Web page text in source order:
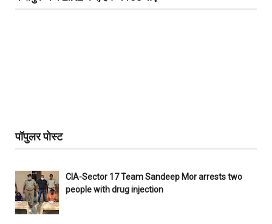
पॉपुलर पोस्ट
CIA-Sector 17 Team Sandeep Mor arrests two
people with drug injection